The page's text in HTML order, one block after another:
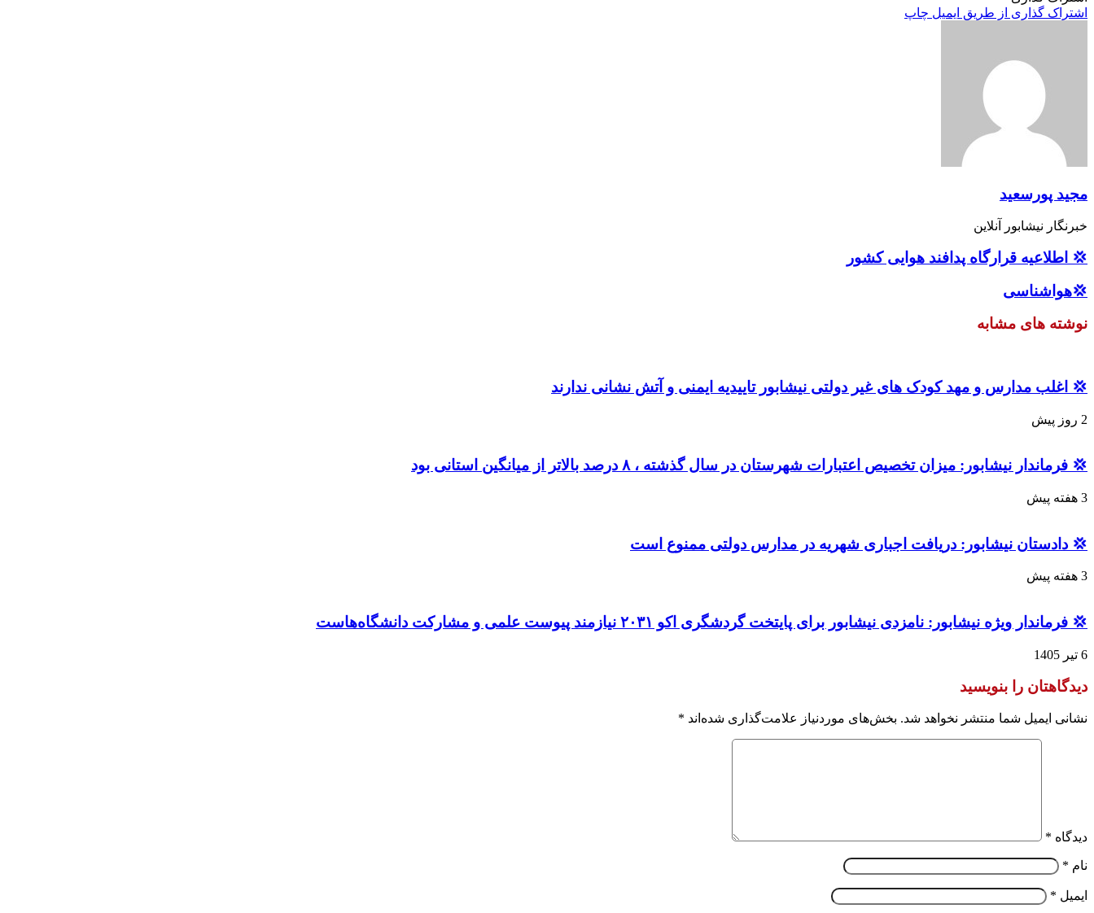
اشتراک گذاری از طریق ایمیل چاپ
مجید پورسعید
خبرنگار نیشابور آنلاین
💢 اطلاعیه قرارگاه پدافند هوایی کشور
💢هواشناسی
نوشته های مشابه
💢 اغلب مدارس و مهد کودک های غیر دولتی نیشابور تاییدیه ایمنی و آتش نشانی ندارند
2 روز پیش
💢 فرماندار نیشابور: میزان تخصیص اعتبارات شهرستان در سال گذشته ، ۸ درصد بالاتر از میانگین استانی بود
3 هفته پیش
💢 دادستان نیشابور: دریافت اجباری شهریه در مدارس دولتی ممنوع است
3 هفته پیش
💢 فرماندار ویژه نیشابور: نامزدی نیشابور برای پایتخت گردشگری اکو ۲۰۳۱ نیازمند پیوست علمی و مشارکت دانشگاه‌هاست
6 تیر 1405
دیدگاهتان را بنویسید
نشانی ایمیل شما منتشر نخواهد شد. بخش‌های موردنیاز علامت‌گذاری شده‌اند *
دیدگاه *
نام *
ایمیل *